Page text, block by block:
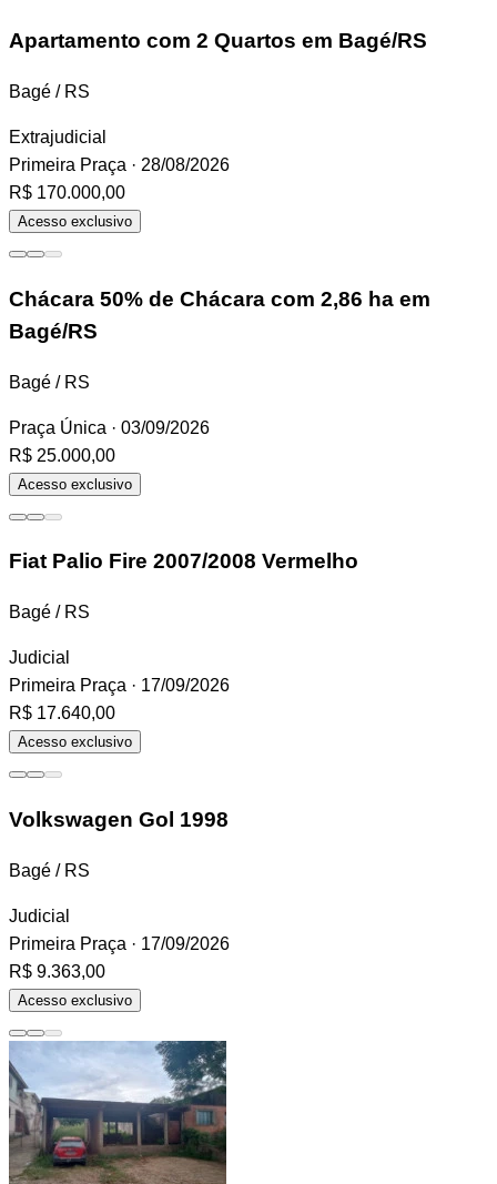
Apartamento com 2 Quartos em Bagé/RS
Bagé / RS
Extrajudicial
Primeira Praça · 28/08/2026
R$ 170.000,00
Acesso exclusivo
Chácara 50% de Chácara com 2,86 ha em
Bagé/RS
Bagé / RS
Praça Única · 03/09/2026
R$ 25.000,00
Acesso exclusivo
Fiat Palio Fire 2007/2008 Vermelho
Bagé / RS
Judicial
Primeira Praça · 17/09/2026
R$ 17.640,00
Acesso exclusivo
Volkswagen Gol 1998
Bagé / RS
Judicial
Primeira Praça · 17/09/2026
R$ 9.363,00
Acesso exclusivo